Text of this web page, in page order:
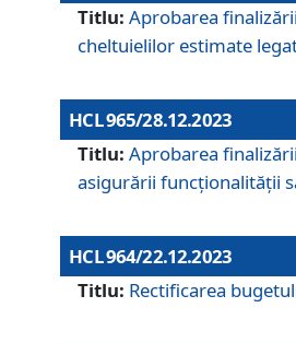
Titlu: Aprobarea
cheltuielilor estimate
HCL 965/28.12.2023
Titlu: Aprobarea
asigurării funcționalității
HCL 964/22.12.2023
Titlu: Rectificarea